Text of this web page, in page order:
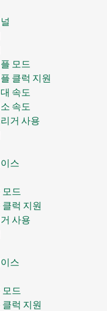
모드
클럭 지원
속도
속도
거 사용
스
드
럭 지원
사용
스
드
럭 지원